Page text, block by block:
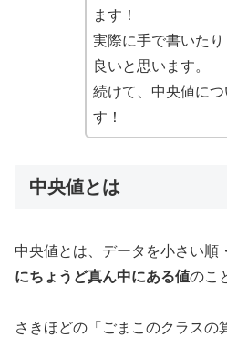
ます！
実際に手で書いた
良いと思います。
続けて、中央値に
す！
中央値とは
中央値とは、データを小さい順
にちょうど真ん中にある値のこ
さきほどの「ごまこのクラスの